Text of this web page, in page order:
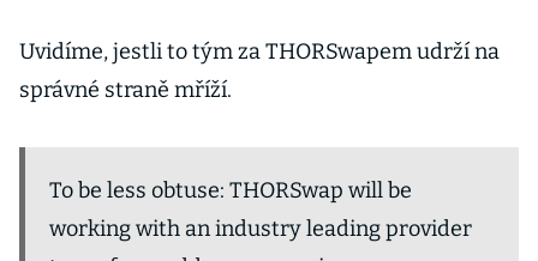
Uvidíme, jestli to tým za THORSwapem udrží na
správné straně mříží.
To be less obtuse: THORSwap will be
working with an industry leading provider